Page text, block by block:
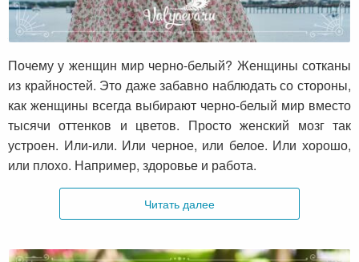
Почему у женщин мир черно-белый?
Почему у женщин мир черно-белый? Женщины сотканы
из крайностей. Это даже забавно наблюдать со стороны,
как женщины всегда выбирают черно-белый мир вместо
тысячи оттенков и цветов. Просто женский мозг так
устроен. Или-или. Или черное, или белое. Или хорошо,
или плохо. Например, здоровье и работа.
Читать далее